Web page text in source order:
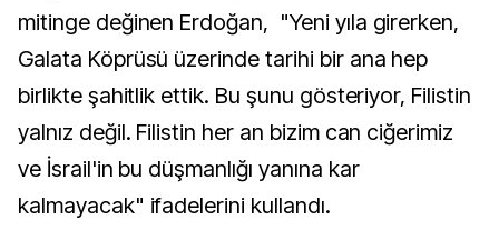
mitinge değinen Erdoğan, "Yeni yıla girerken,
Galata Köprüsü üzerinde tarihi bir ana hep
birlikte şahitlik ettik. Bu şunu gösteriyor, Filistin
yalnız değil. Filistin her an bizim can ciğerimiz
ve İsrail'in bu düşmanlığı yanına kar
kalmayacak" ifadelerini kullandı.